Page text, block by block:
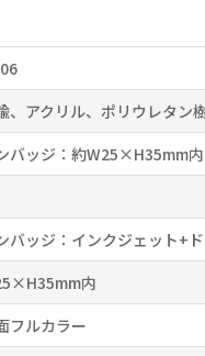
、アクリル、ポリウレタン
バッジ：約
バッジ：インクジェット
内
フルカラー